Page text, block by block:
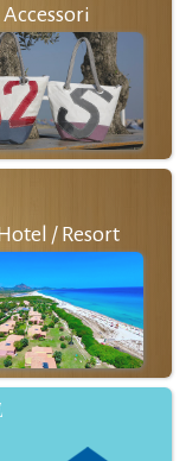
Accessori
/ Resort